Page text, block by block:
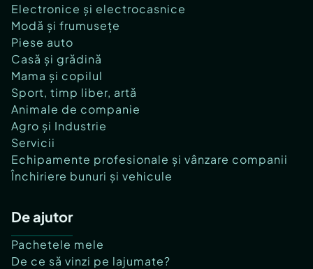
Electronice și electrocasnice
Modă și frumusețe
Piese auto
Casă și grădină
Mama și copilul
Sport, timp liber, artă
Animale de companie
Agro și Industrie
Servicii
Echipamente profesionale și vânzare companii
Închiriere bunuri și vehicule
De ajutor
Pachetele mele
De ce să vinzi pe lajumate?